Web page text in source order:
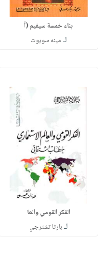
بناء خمسة سيفيم (أ
لـ مينه سويوت
الفكر القومي والعا
لـ بارثا تشترجي